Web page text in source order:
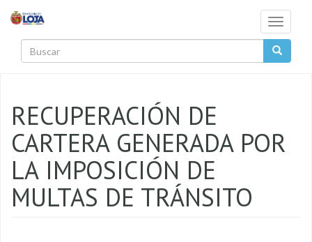
Toggle
RECUPERACIÓN DE
CARTERA GENERADA POR
LA IMPOSICIÓN DE
MULTAS DE TRÁNSITO